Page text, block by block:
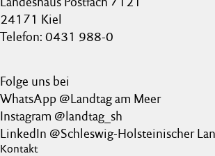
24171 Kiel
Telefon: 0431 988-0
Folge uns bei
WhatsApp @Landtag am Meer
Instagram @landtag_sh
LinkedIn @Schleswig-Holsteinischer
Kontakt